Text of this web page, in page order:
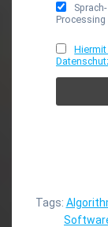
Processing
Tags: